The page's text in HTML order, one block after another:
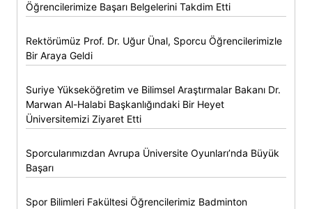
Öğrencilerimize Başarı Belgelerini Takdim Etti
Rektörümüz Prof. Dr. Uğur Ünal, Sporcu Öğrencilerimizle
Bir Araya Geldi
Suriye Yükseköğretim ve Bilimsel Araştırmalar Bakanı Dr.
Marwan Al-Halabi Başkanlığındaki Bir Heyet
Üniversitemizi Ziyaret Etti
Sporcularımızdan Avrupa Üniversite Oyunları’nda Büyük
Başarı
Spor Bilimleri Fakültesi Öğrencilerimiz Badminton